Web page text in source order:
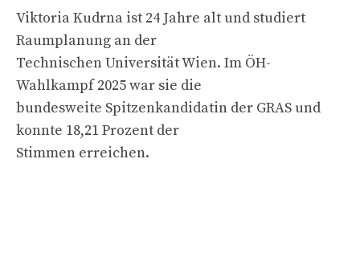
Viktoria Kudrna ist 24 Jahre alt und studiert
Raumplanung an der
Technischen Universität Wien. Im ÖH-
Wahlkampf 2025 war sie die
bundesweite Spitzenkandidatin der GRAS und
konnte 18,21 Prozent der
Stimmen erreichen.